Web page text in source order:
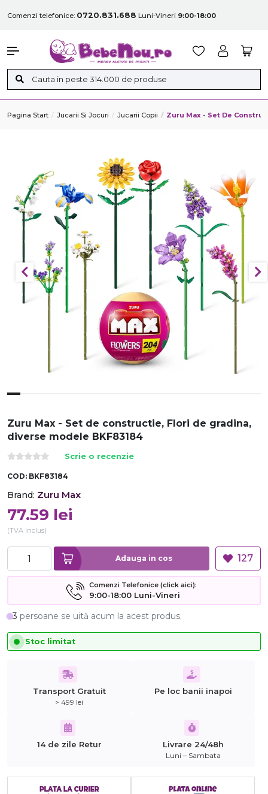
Comenzi telefonice: 0720.831.688 Luni-Vineri 9:00-18:00
Pagina Start Jucarii Si Jocuri Jucarii Copii Zuru Max - Set De
Zuru Max - Set de constructie, Flori de gradina,
diverse modele BKF83184
Scrie o recenzie
COD: BKF83184
Brand: Zuru Max
77.59 lei
(TVA inclus)
Adauga in cos 127
Comenzi Telefonice (click aici):
9:00-18:00 Luni-Vineri
3 persoane se uită acum la acest produs.
Stoc limitat
Transport Gratuit
> 499 lei
Pe loc banii inapoi
14 de zile Retur Livrare 24/48h
Luni – Sambata